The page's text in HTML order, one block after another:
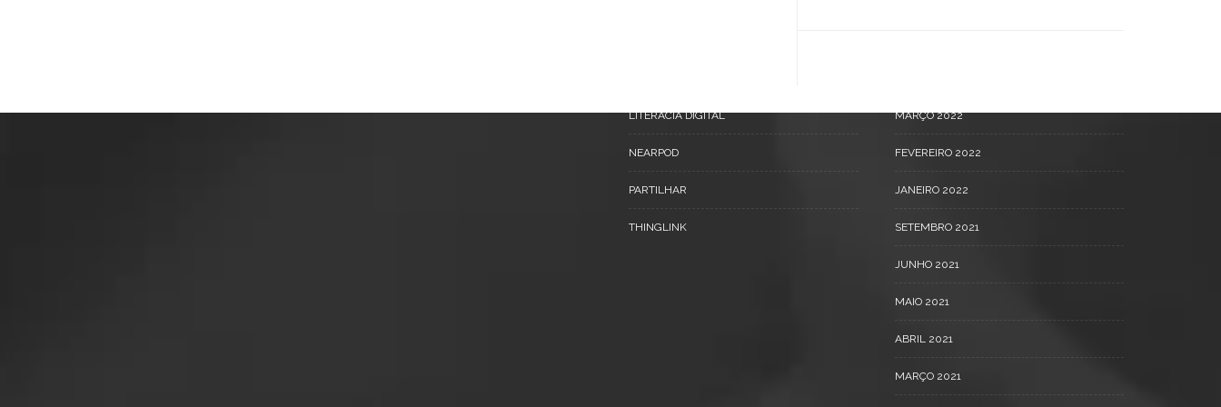
LITERACIA DIGITAL
NEARPOD
PARTILHAR
THINGLINK
MARÇO 2022
FEVEREIRO 2022
JANEIRO 2022
SETEMBRO 2021
JUNHO 2021
MAIO 2021
ABRIL 2021
MARÇO 2021